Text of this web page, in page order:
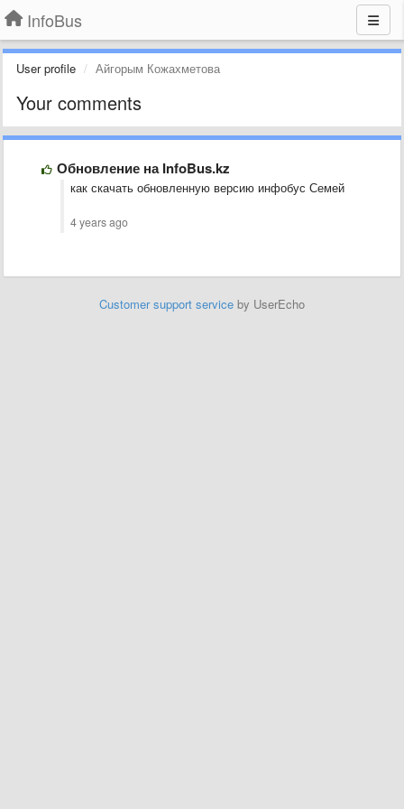
InfoBus
User profile Айгорым Кожахметова
Your comments
Обновление на InfoBus.kz
как скачать обновленную версию инфобус Семей
4 years ago
Customer support service by UserEcho